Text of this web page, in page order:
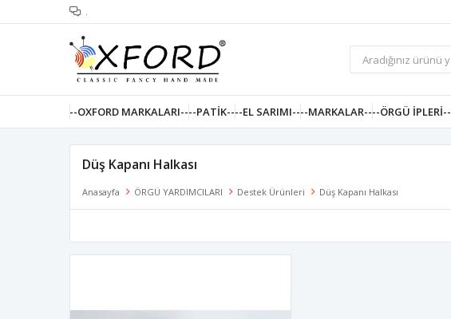
.
--OXFORD MARKALARI----PATIK----EL SARIMI----MARKALAR----ÖRGÜ İPLERI--
Düş Kapanı Halkası
Anasayfa ÖRGÜ YARDIMCILARI Destek Ürünleri Düş Kapanı Halkası